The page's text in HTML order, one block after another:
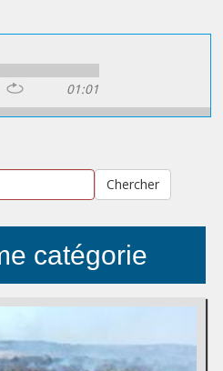
01:01
Chercher
catégorie